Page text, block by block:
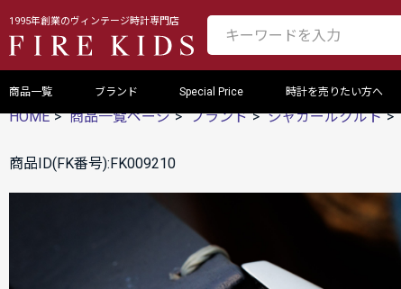
1995年創業のヴィンテージ時計専門店
商品一覧 ブランド Special Price 時計を売りたい方へ
HOME 商品一覧ページ ブランド ジャガールクルト
商品ID(FK番号):FK009210